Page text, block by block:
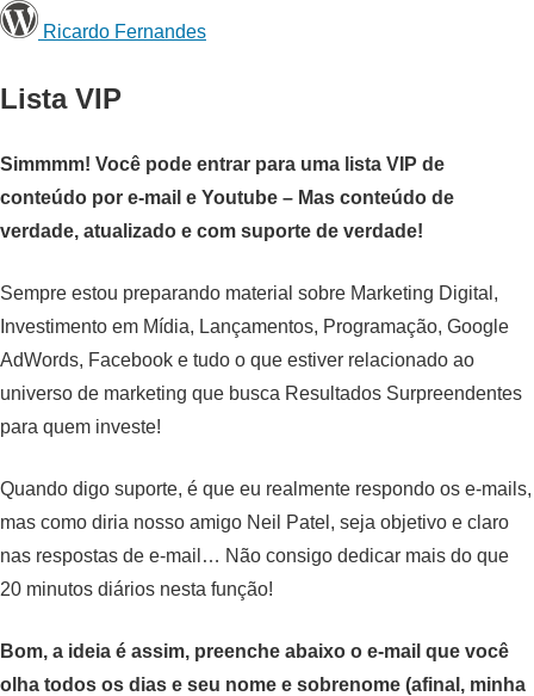
Ricardo Fernandes
Lista VIP
Simmmm! Você pode entrar para uma lista VIP de
conteúdo por e-mail e Youtube – Mas conteúdo de
verdade, atualizado e com suporte de verdade!
Sempre estou preparando material sobre Marketing Digital,
Investimento em Mídia, Lançamentos, Programação, Google
AdWords, Facebook e tudo o que estiver relacionado ao
universo de marketing que busca Resultados Surpreendentes
para quem investe!
Quando digo suporte, é que eu realmente respondo os e-mails,
mas como diria nosso amigo Neil Patel, seja objetivo e claro
nas respostas de e-mail… Não consigo dedicar mais do que
20 minutos diários nesta função!
Bom, a ideia é assim, preenche abaixo o e-mail que você
olha todos os dias e seu nome e sobrenome (afinal, minha